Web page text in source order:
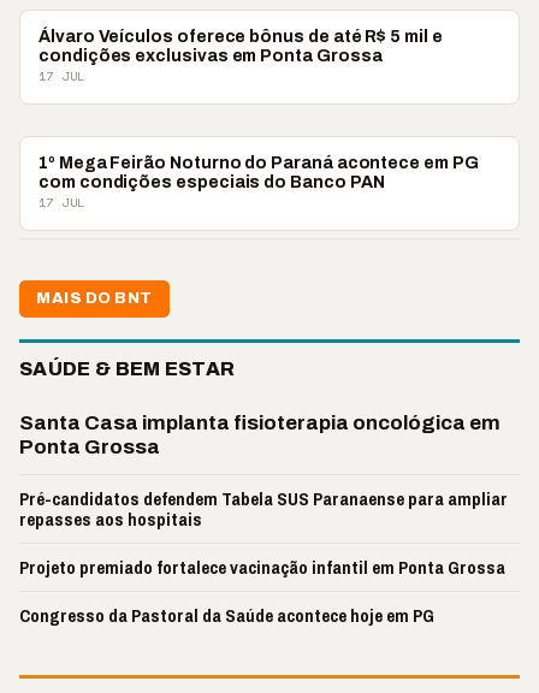
PUBLIEDITORIAL
Álvaro Veículos oferece bônus de até R$ 5 mil e
condições exclusivas em Ponta Grossa
17 JUL
PUBLIEDITORIAL
1º Mega Feirão Noturno do Paraná acontece em PG
com condições especiais do Banco PAN
17 JUL
MAIS DO BNT
SAÚDE & BEM ESTAR
Santa Casa implanta fisioterapia oncológica em
Ponta Grossa
Pré-candidatos defendem Tabela SUS Paranaense para ampliar
repasses aos hospitais
Projeto premiado fortalece vacinação infantil em Ponta Grossa
Congresso da Pastoral da Saúde acontece hoje em PG